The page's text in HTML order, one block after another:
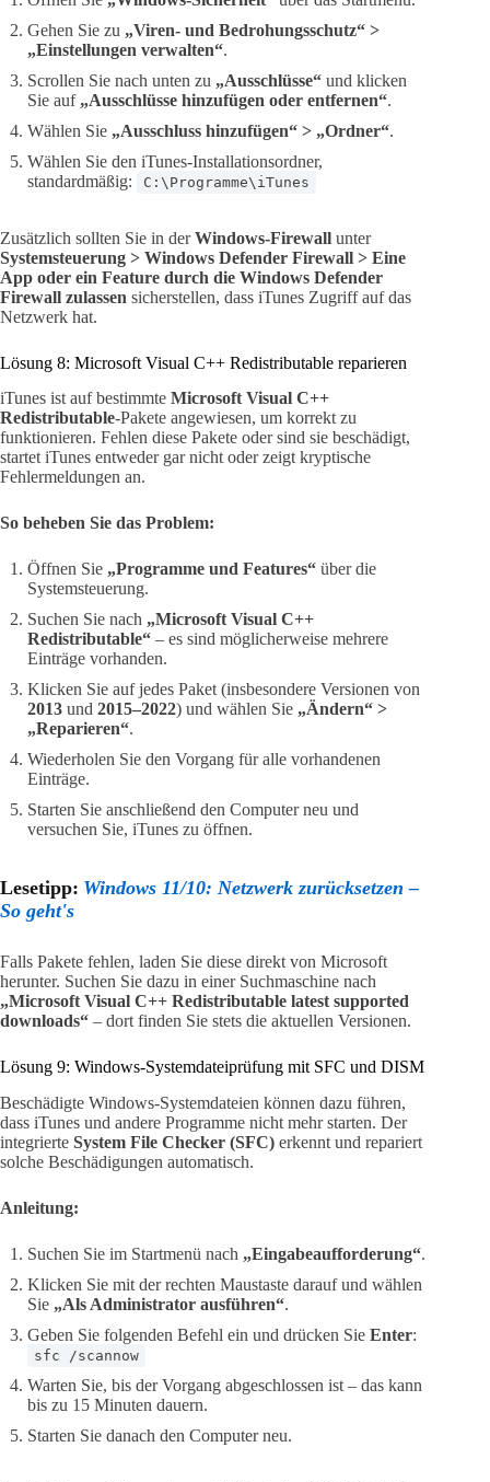
Gehen Sie zu „Viren- und Bedrohungsschutz“ >
„Einstellungen verwalten“.
Scrollen Sie nach unten zu „Ausschlüsse“ und klicken
Sie auf „Ausschlüsse hinzufügen oder entfernen“.
Wählen Sie „Ausschluss hinzufügen“ > „Ordner“.
Wählen Sie den iTunes-Installationsordner,
standardmäßig:
C:\Programme\iTunes
Zusätzlich sollten Sie in derWindows-Firewall unter
Systemsteuerung > Windows Defender Firewall > Eine
App oder ein Feature durch die Windows Defender
Firewall zulassen sicherstellen, dass iTunes Zugriff auf das
Netzwerk hat.
Lösung 8: Microsoft Visual C++ Redistributable reparieren
iTunes ist auf bestimmte Microsoft Visual C++
Redistributable-Pakete angewiesen, um korrekt zu
funktionieren. Fehlen diese Pakete oder sind sie beschädigt,
startet iTunes entweder gar nicht oder zeigt kryptische
Fehlermeldungen an.
So beheben Sie das Problem:
Öffnen Sie „Programme und Features“ über die
Systemsteuerung.
Suchen Sie nach „Microsoft Visual C++
Redistributable“ – es sind möglicherweise mehrere
Einträge vorhanden.
Klicken Sie auf jedes Paket (insbesondere Versionen von
2013 und 2015–2022) und wählen Sie „Ändern“ >
„Reparieren“.
Wiederholen Sie den Vorgang für alle vorhandenen
Einträge.
Starten Sie anschließend den Computer neu und
versuchen Sie, iTunes zu öffnen.
Lesetipp: Windows 11/10: Netzwerk zurücksetzen –
So geht's
Falls Pakete fehlen, laden Sie diese direkt von Microsoft
herunter. Suchen Sie dazu in einer Suchmaschine nach
„Microsoft Visual C++ Redistributable latest supported
downloads“ – dort finden Sie stets die aktuellen Versionen.
Lösung 9: Windows-Systemdateiprüfung mit SFC und DISM
Beschädigte Windows-Systemdateien können dazu führen,
dass iTunes und andere Programme nicht mehr starten. Der
integrierte System File Checker (SFC) erkennt und repariert
solche Beschädigungen automatisch.
Anleitung:
Suchen Sie im Startmenü nach „Eingabeaufforderung“.
Klicken Sie mit der rechten Maustaste darauf und wählen
Sie „Als Administrator ausführen“.
Geben Sie folgenden Befehl ein und drücken Sie Enter:
sfc /scannow
Warten Sie, bis der Vorgang abgeschlossen ist – das kann
bis zu 15 Minuten dauern.
Starten Sie danach den Computer neu.